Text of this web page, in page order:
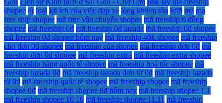
shopee lít loại lợi ích của việc đạp xe lòng khiêm tốn lưỡi mà ma
free ship shopee mã free vận chuyển shopee mã freeship 0 đồng
shopee mã freeship 0đ mã freeship 0đ lazada mã freeship 0đ shopee
mã freeship 0đ shopee hôm nay mã freeship 40k shopee mã freeship
cho đơn 0đ shopee mã freeship của shopee mã freeship đơn 0đ mã
freeship đơn 0đ shopee mã freeship extra mã freeship extra shopee
mã freeship hàng quốc tế shopee mã freeship hoả tốc shopee mã
freeship lazada 0đ mã freeship lazada đơn từ 0đ mã freeship lazada
từ 0đ mã freeship quốc tế shopee mã freeship shopee mã freeship
shopee 0đ mã freeship shopee 0đ hôm nay mã freeship shopee 1 1
mã freeship shopee 10 10 mã freeship shopee 11.11 mã freeship